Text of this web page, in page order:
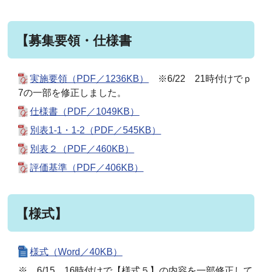
【募集要領・仕様書
実施要領（PDF／1236KB）
※6/22 21時付けでｐ
7の一部を修正しました。
仕様書（PDF／1049KB）
別表1-1・1-2（PDF／545KB）
別表２（PDF／460KB）
評価基準（PDF／406KB）
【様式】
様式（Word／40KB）